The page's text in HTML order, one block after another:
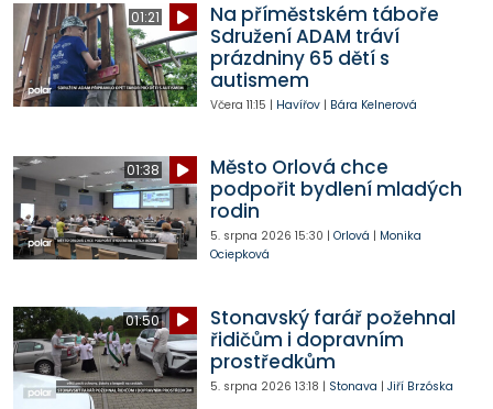
01:21
Na příměstském táboře
Sdružení ADAM tráví
prázdniny 65 dětí s
autismem
Včera 11:15 | Havířov| Bára Kelnerová
01:38
Město Orlová chce
podpořit bydlení mladých
rodin
5. srpna 2026 15:30 | Orlová | Monika
Ociepková
01:50
Stonavský farář požehnal
řidičům i dopravním
prostředkům
5. srpna 2026 13:18 | Stonava | Jiří Brzóska